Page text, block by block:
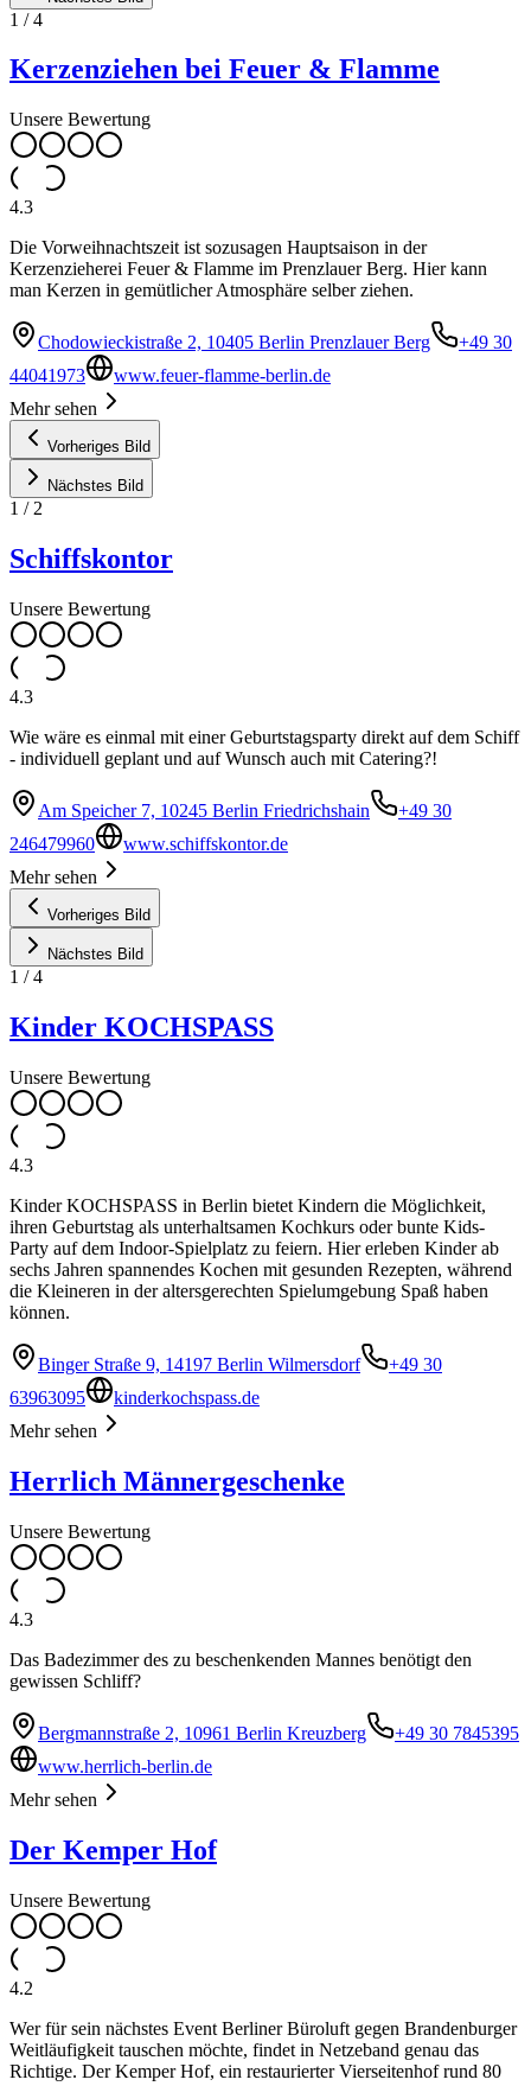
1 /4
Kerzenziehen bei Feuer & Flamme
Unsere Bewertung
4.3
Die Vorweihnachtszeit ist sozusagen Hauptsaison in der
Kerzenzieherei Feuer & Flamme im Prenzlauer Berg. Hier kann
man Kerzen in gemütlicher Atmosphäre selber ziehen.
Chodowieckistraße 2, 10405 Berlin Prenzlauer Berg
+49 30
44041973
www.feuer-flamme-berlin.de
Mehr sehen
Vorheriges Bild
Nächstes Bild
1 / 2
Schiffskontor
Unsere Bewertung
4.3
Wie wäre es einmal mit einer Geburtstagsparty direkt auf dem Schiff
- individuell geplant und auf Wunsch auch mit Catering?!
Am Speicher 7, 10245 Berlin Friedrichshain
+49 30
246479960
www.schiffskontor.de
Mehr sehen
Vorheriges Bild
Nächstes Bild
1 /4
Kinder KOCHSPASS
Unsere Bewertung
4.3
Kinder KOCHSPASS in Berlin bietet Kindern die Möglichkeit,
ihren Geburtstag als unterhaltsamen Kochkurs oder bunte Kids-
Party auf dem Indoor-Spielplatz zu feiern. Hier erleben Kinder ab
sechs Jahren spannendes Kochen mit gesunden Rezepten, während
die Kleineren in der altersgerechten Spielumgebung Spaß haben
können.
Binger Straße 9, 14197 Berlin Wilmersdorf
+49 30
63963095
kinderkochspass.de
Mehr sehen
Herrlich Männergeschenke
Unsere Bewertung
4.3
Das Badezimmer des zu beschenkenden Mannes benötigt den
gewissen Schliff?
Bergmannstraße 2, 10961 Berlin Kreuzberg
+49 30 7845395
www.herrlich-berlin.de
Mehr sehen
Der Kemper Hof
Unsere Bewertung
4.2
Wer für sein nächstes Event Berliner Büroluft gegen Brandenburger
Weitläufigkeit tauschen möchte, findet in Netzeband genau das
Richtige. Der Kemper Hof, ein restaurierter Vierseitenhof rund 80